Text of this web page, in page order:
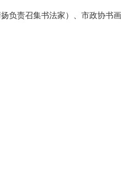
负责召集书法家）、市政协书